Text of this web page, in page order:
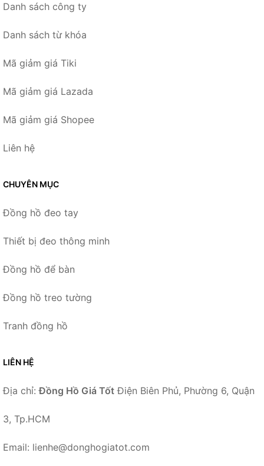
Danh sách công ty
Danh sách từ khóa
Mã giảm giá Tiki
Mã giảm giá Lazada
Mã giảm giá Shopee
Liên hệ
CHUYÊN MỤC
Đồng hồ đeo tay
Thiết bị đeo thông minh
Đồng hồ để bàn
Đồng hồ treo tường
Tranh đồng hồ
LIÊN HỆ
Địa chỉ:Đồng Hồ Giá Tốt Điện Biên Phủ, Phường 6, Quận
3, Tp.HCM
Email: lienhe@donghogiatot.com